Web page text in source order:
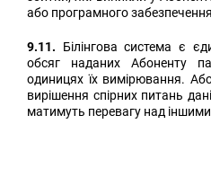
або програмного
9.11. Білінгова система є
обсяг наданих Абоненту
одиницях їх вимірювання.
вирішення спірних питань
матимуть перевагу над